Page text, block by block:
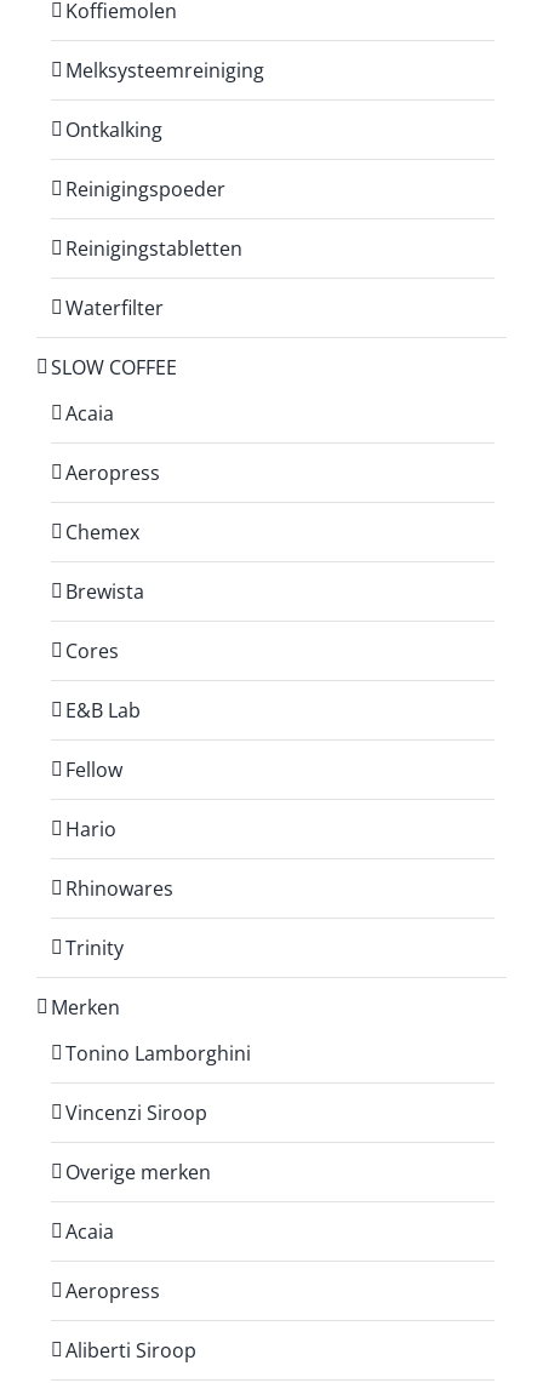
Koffiemolen
Melksysteemreiniging
Ontkalking
Reinigingspoeder
Reinigingstabletten
Waterfilter
SLOW COFFEE
Acaia
Aeropress
Chemex
Brewista
Cores
E&B Lab
Fellow
Hario
Rhinowares
Trinity
Merken
Tonino Lamborghini
Vincenzi Siroop
Overige merken
Acaia
Aeropress
Aliberti Siroop